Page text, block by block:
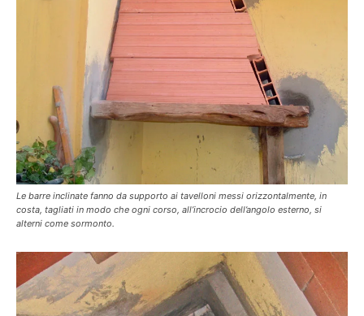
Le barre inclinate fanno da supporto ai tavelloni messi orizzontalmente, in
costa, tagliati in modo che ogni corso, all’incrocio dell’angolo esterno, si
alterni come sormonto.